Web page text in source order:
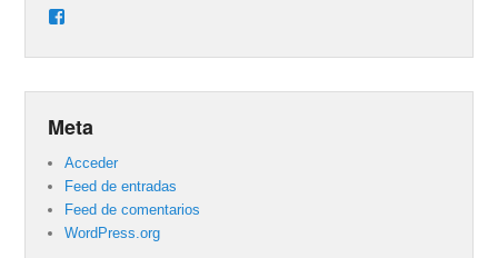
en
Meta
Acceder
Feed de entradas
Feed de comentarios
WordPress.org